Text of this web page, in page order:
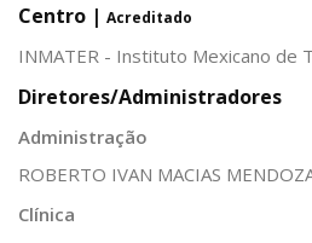
Centro | Acreditado
INMATER - Instituto Mexicano de
Diretores/Administradores
Administração
ROBERTO IVAN MACIAS
Clínica